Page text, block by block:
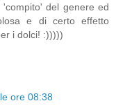
del genere ed
e di certo effetto
i dolci! :)))))
ore 08:38